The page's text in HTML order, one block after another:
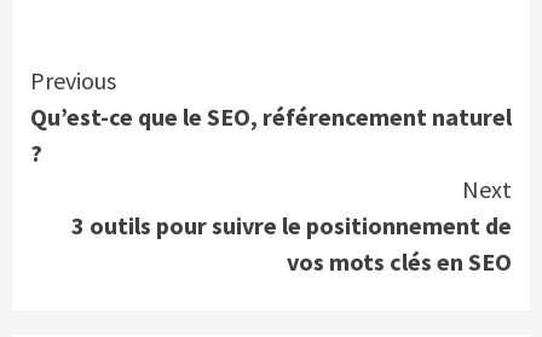
Continue
Reading
Previous
Qu’est-ce que le SEO, référencement naturel
?
Next
3 outils pour suivre le positionnement de
vos mots clés en SEO